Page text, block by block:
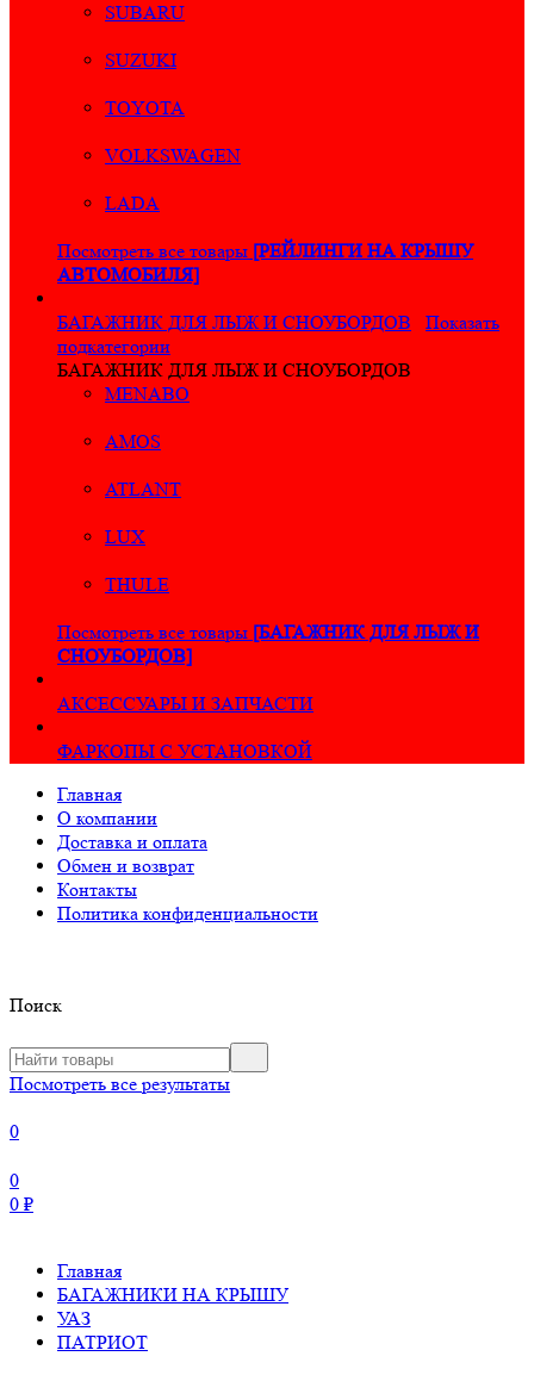
SUBARU
SUZUKI
TOYOTA
VOLKSWAGEN
LADA
Посмотреть все товары [РЕЙЛИНГИ НА КРЫШУ
АВТОМОБИЛЯ]
БАГАЖНИК ДЛЯ ЛЫЖ И СНОУБОРДОВ
Показать
подкатегории
БАГАЖНИК ДЛЯ ЛЫЖ И СНОУБОРДОВ
MENABO
AMOS
ATLANT
LUX
THULE
Посмотреть все товары [БАГАЖНИК ДЛЯ ЛЫЖ И
СНОУБОРДОВ]
АКСЕССУАРЫ И ЗАПЧАСТИ
ФАРКОПЫ С УСТАНОВКОЙ
Главная
О компании
Доставка и оплата
Обмен и возврат
Контакты
Политика конфиденциальности
Поиск
Посмотреть все результаты
0
0
0 ₽
Главная
БАГАЖНИКИ НА КРЫШУ
УАЗ
ПАТРИОТ